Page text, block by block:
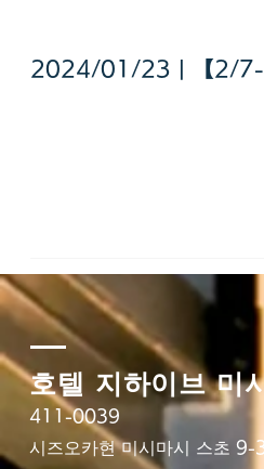
2024/01/23 | 【2/7-2/
호텔 지하이브 미
411-0039
시즈오카현 미시마시 스초 9-